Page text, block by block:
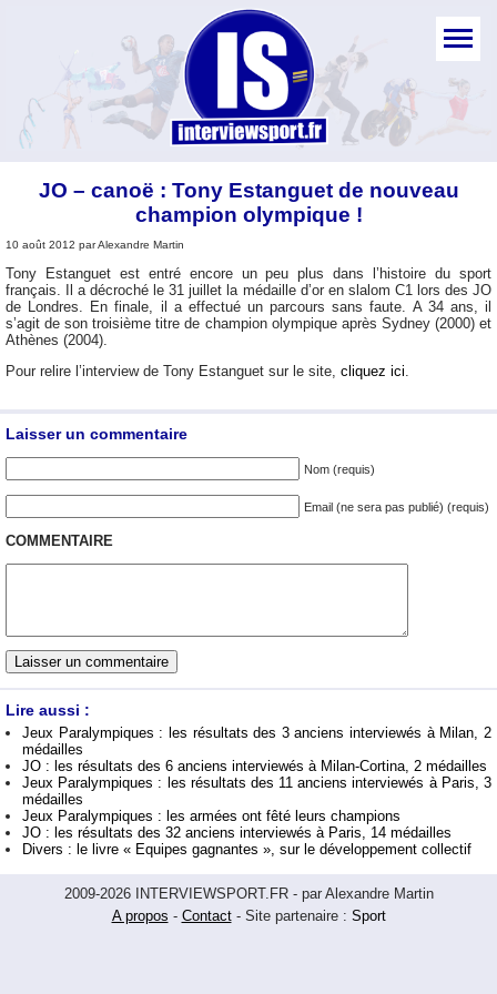
JO – canoë : Tony Estanguet de nouveau
champion olympique !
10 août 2012 par Alexandre Martin
Tony Estanguet est entré encore un peu plus dans l’histoire du sport
français. Il a décroché le 31 juillet la médaille d’or en slalom C1 lors des JO
de Londres. En finale, il a effectué un parcours sans faute. A 34 ans, il
s’agit de son troisième titre de champion olympique après Sydney (2000) et
Athènes (2004).
Pour relire l’interview de Tony Estanguet sur le site, cliquez ici
Laisser un commentaire
Nom (requis)
Email (ne sera pas publié) (requis)
COMMENTAIRE
Lire aussi :
Jeux Paralympiques : les résultats des 3 anciens interviewés à Milan, 2
médailles
JO : les résultats des 6 anciens interviewés à Milan-Cortina, 2 médailles
Jeux Paralympiques : les résultats des 11 anciens interviewés à Paris, 3
médailles
Jeux Paralympiques : les armées ont fêté leurs champions
JO : les résultats des 32 anciens interviewés à Paris, 14 médailles
Divers : le livre « Equipes gagnantes », sur le développement collectif
2009-2026 INTERVIEWSPORT.FR - par Alexandre Martin
A propos - Contact- Site partenaire : Sport